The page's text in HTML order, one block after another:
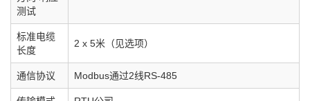
测试
标准电缆
长度
2 x 5米（见选项）
通信协议 Modbus通过2线RS-485